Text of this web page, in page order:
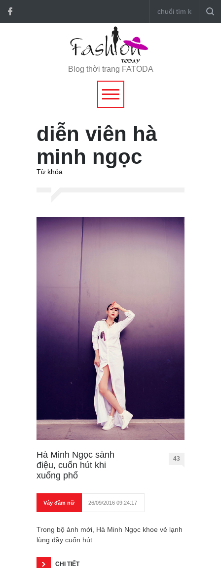
Blog thời trang FATODA
diễn viên hà
minh ngọc
Từ khóa
Hà Minh Ngọc sành
điệu, cuốn hút khi
xuống phố
43
Váy đầm nữ 26/09/2016 09:24:17
Trong bộ ảnh mới, Hà Minh Ngọc khoe vẻ lạnh
lùng đầy cuốn hút
CHI TIẾT